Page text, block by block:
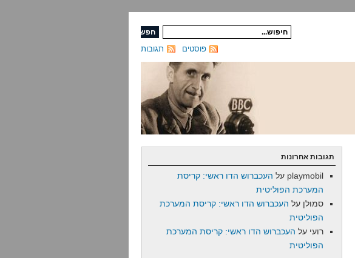
תגובות פוסטים
תגובות אחרונות
playmobil על העכברוש הדו ראשי: קריסת
המערכת הפוליטית
סמולן על העכברוש הדו ראשי: קריסת המערכת
הפוליטית
רועי על העכברוש הדו ראשי: קריסת המערכת
הפוליטית